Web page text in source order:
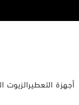
أجهزة التعطيرالزيوت